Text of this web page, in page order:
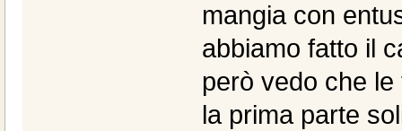
mangia con
abbiamo fatto il
però vedo che
la prima parte